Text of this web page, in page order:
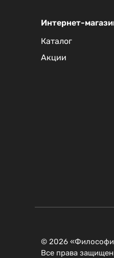
Интернет-
Каталог
Акции
© 2026
Все права